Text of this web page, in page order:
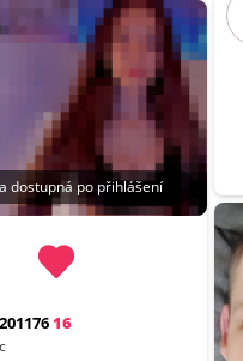
dostupná po přihlášení
16